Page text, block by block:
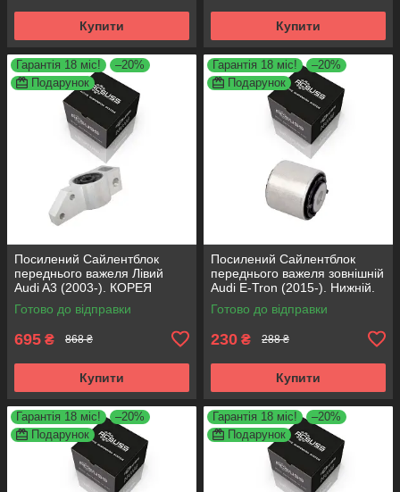
Купити Купити
Гарантія 18 міс!
–20%
Подарунок
Посилений Сайлентблок
переднього важеля Лівий
Audi A3 (2003-). КОРЕЯ
Acsuss! 34762 , JBU691 ,
VKDS331004
Готово до відправки
695 ₴ 868 ₴
Купити
Гарантія 18 міс!
–20%
Подарунок
Посилений Сайлентблок
переднього важеля зовнішній
Audi E-Tron (2015-). Нижній.
КОРЕЯ Acsuss! FE175192 ,
VKDS331087
Готово до відправки
230 ₴ 288 ₴
Купити
Гарантія 18 міс!
–20%
Подарунок
Гарантія 18 міс!
–20%
Подарунок